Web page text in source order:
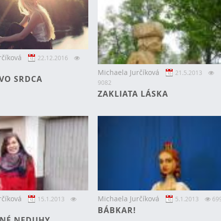
22.12.2016
SRDCA
Michaela Jurčíková
21.5.2013
9082
ZAKLIATA LÁSKA
15.1.2013 Michaela Jurčíková 5.1.2013
BÁBKAR!